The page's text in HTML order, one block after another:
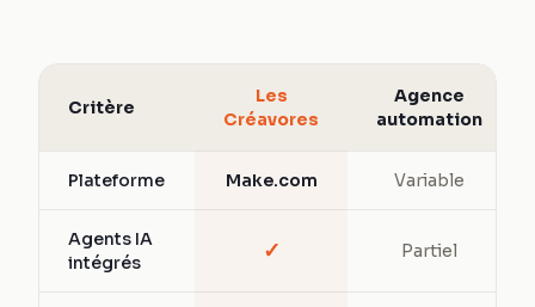
Critère
Les
Créavores
Agence
automation
Plateforme Make.com Variable
Agents IA
intégrés
✓ Partiel